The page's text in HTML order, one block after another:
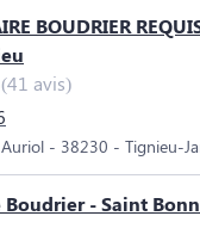
BOUDRIER
(41 avis)
- 38230 - Tignieu-
Boudrier - Saint